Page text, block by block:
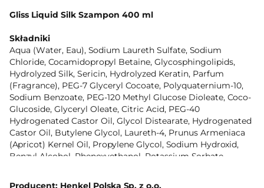
Gliss Liquid Silk Szampon 400 ml
Składniki
Aqua (Water, Eau), Sodium Laureth Sulfate, Sodium
Chloride, Cocamidopropyl Betaine, Glycosphingolipids,
Hydrolyzed Silk, Sericin, Hydrolyzed Keratin, Parfum
(Fragrance), PEG-7 Glyceryl Cocoate, Polyquaternium-10,
Sodium Benzoate, PEG-120 Methyl Glucose Dioleate, Coco-
Glucoside, Glyceryl Oleate, Citric Acid, PEG-40
Hydrogenated Castor Oil, Glycol Distearate, Hydrogenated
Castor Oil, Butylene Glycol, Laureth-4, Prunus Armeniaca
(Apricot) Kernel Oil, Propylene Glycol, Sodium Hydroxid,
Benzyl Alcohol, Phenoxyethanol, Potassium Sorbate,
Producent: Henkel Polska Sp. z o.o.